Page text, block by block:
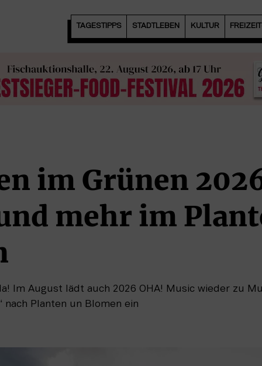
TAGESTIPPS STADTLEBEN KULTUR
im Grünen
mehr im
Im August lädt auch 2026 OHA! Music wieder zu
nach Planten un Blomen ein